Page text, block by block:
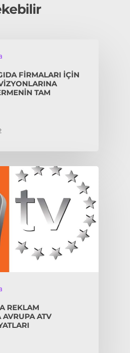
FIRMALARI İÇIN
TAM
REKLAM
AVRUPA ATV